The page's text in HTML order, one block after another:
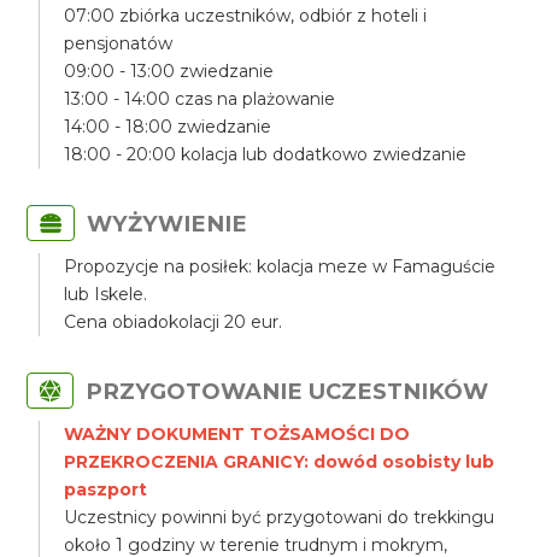
07:00 zbiórka uczestników, odbiór z hoteli i
pensjonatów
09:00 - 13:00 zwiedzanie
13:00 - 14:00 czas na plażowanie
14:00 - 18:00 zwiedzanie
18:00 - 20:00 kolacja lub dodatkowo zwiedzanie
WYŻYWIENIE
Propozycje na posiłek: kolacja meze w Famaguście
lub Iskele.
Cena obiadokolacji 20 eur.
PRZYGOTOWANIE UCZESTNIKÓW
WAŻNY DOKUMENT TOŻSAMOŚCI DO
PRZEKROCZENIA GRANICY: dowód osobisty lub
paszport
Uczestnicy powinni być przygotowani do trekkingu
około 1 godziny w terenie trudnym i mokrym,